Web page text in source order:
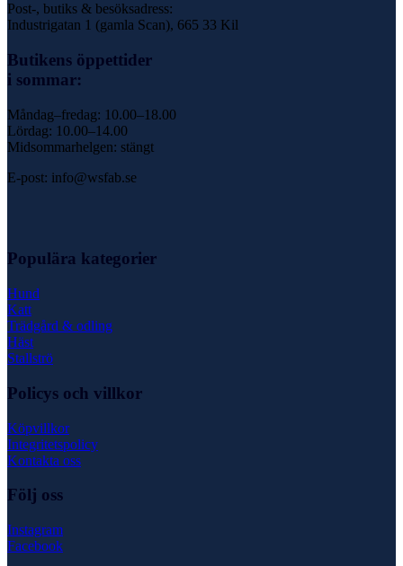
Post-, butiks & besöksadress:
Industrigatan 1 (gamla Scan), 665 33 Kil
Butikens öppettider
i sommar:
Måndag–fredag: 10.00–18.00
Lördag: 10.00–14.00
Midsommarhelgen: stängt
E-post: info@wsfab.se
Populära kategorier
Hund
Katt
Trädgård & odling
Häst
Stallströ
Policys och villkor
Köpvillkor
Integritetspolicy
Kontakta oss
Följ oss
Instagram
Facebook